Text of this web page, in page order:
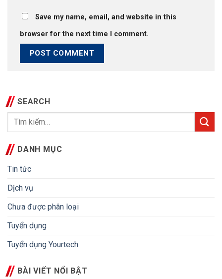
Save my name, email, and website in this
browser for the next time I comment.
SEARCH
DANH MỤC
Tin tức
Dịch vụ
Chưa được phân loại
Tuyển dụng
Tuyển dụng Yourtech
BÀI VIẾT NỔI BẬT